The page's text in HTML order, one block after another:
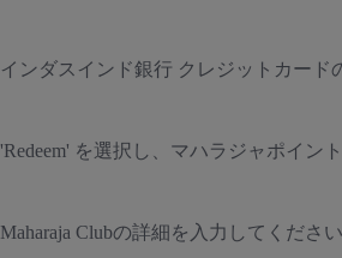
インダスインド銀行 クレジットカー
'Redeem' を選択し、マハラジャポイン
Maharaja Clubの詳細を入力してください